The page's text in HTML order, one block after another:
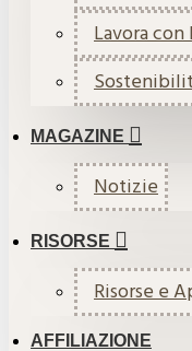
Lavora con
MAGAZINE
Notizie
RISORSE
Risorse e
AFFILIAZIONE